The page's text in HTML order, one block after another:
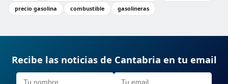
precio gasolina
combustible gasolineras
Recibe las noticias de Cantabria en tu email